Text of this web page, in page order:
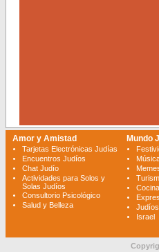
Amor y Amistad
Tarjetas Electrónicas Judías
Encuentros Judíos
Chat Judío
Actividades para Solos y
Solas Judíos
Consultorio Psicológico
Salud y Belleza
Mundo
Israel